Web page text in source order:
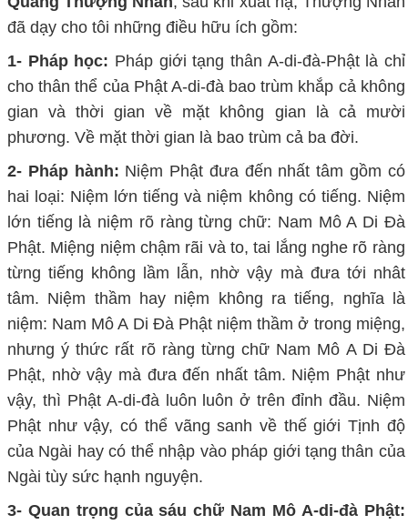
đã dạy cho tôi những điều hữu ích gồm:
1- Pháp học: Pháp giới tạng thân A-di-đà-Phật là chỉ
cho thân thể của Phật A-di-đà bao trùm khắp cả không
gian và thời gian về mặt không gian là cả mười
phương. Về mặt thời gian là bao trùm cả ba đời.
2- Pháp hành: Niệm Phật đưa đến nhất tâm gồm có
hai loại: Niệm lớn tiếng và niệm không có tiếng. Niệm
lớn tiếng là niệm rõ ràng từng chữ: Nam Mô A Di Đà
Phật. Miệng niệm chậm rãi và to, tai lắng nghe rõ ràng
từng tiếng không lầm lẫn, nhờ vậy mà đưa tới nhât
tâm. Niệm thầm hay niệm không ra tiếng, nghĩa là
niệm: Nam Mô A Di Đà Phật niệm thầm ở trong miệng,
nhưng ý thức rất rõ ràng từng chữ Nam Mô A Di Đà
Phật, nhờ vậy mà đưa đến nhất tâm. Niệm Phật như
vậy, thì Phật A-di-đà luôn luôn ở trên đỉnh đầu. Niệm
Phật như vậy, có thể vãng sanh về thế giới Tịnh độ
của Ngài hay có thể nhập vào pháp giới tạng thân của
Ngài tùy sức hạnh nguyện.
3- Quan trọng của sáu chữ Nam Mô A-di-đà Phật: